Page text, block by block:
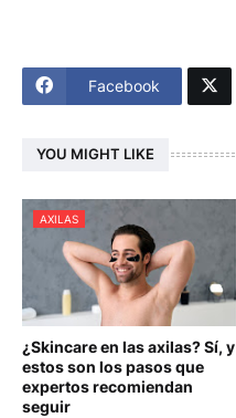
Facebook
YOU MIGHT LIKE
AXILAS
¿Skincare en las axilas? Sí, y
estos son los pasos que
expertos recomiendan
seguir